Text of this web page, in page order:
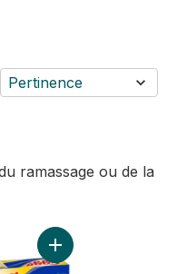
Pertinence
ramassage ou de la
(1 count) au panier
Ajouter Gaufres,